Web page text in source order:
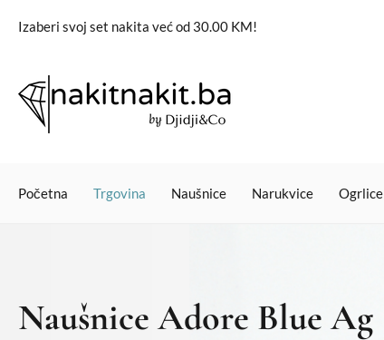
Izaberi svoj set nakita već od 30.00 KM!
Početna Trgovina Naušnice Narukvice Ogrlice
Naušnice Adore Blue Ag